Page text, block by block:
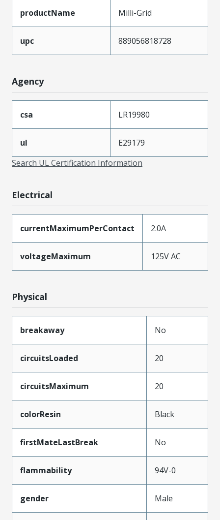
productName Milli-Grid
upc 889056818728
Agency
csa LR19980
ul
E29179
Search UL Certification Information
Electrical
currentMaximumPerContact 2.0A
voltageMaximum 125V AC
Physical
breakaway No
circuitsLoaded 20
circuitsMaximum 20
colorResin Black
firstMateLastBreak No
flammability 94V-0
gender Male